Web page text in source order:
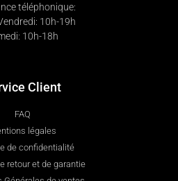
téléphonique:
10h-19h
10h-18h
Client
FAQ
légales
de confidentialité
retour et de garantie